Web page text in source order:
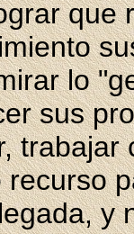
que
lo
sus
y